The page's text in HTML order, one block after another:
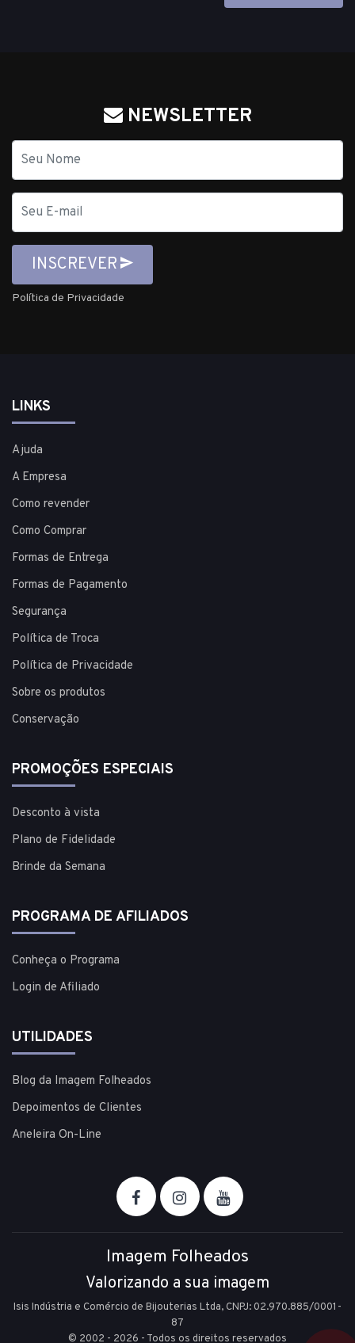
NEWSLETTER
mail
INSCREVER
Política de Privacidade
LINKS
Ajuda
A Empresa
Como revender
Como Comprar
Formas de Entrega
Formas de Pagamento
Segurança
Política de Troca
Política de Privacidade
Sobre os produtos
Conservação
PROMOÇÕES ESPECIAIS
Desconto à vista
Plano de Fidelidade
Brinde da Semana
PROGRAMA DE AFILIADOS
Conheça o Programa
Login de Afiliado
UTILIDADES
Blog da Imagem Folheados
Depoimentos de Clientes
Aneleira On-Line
Imagem Folheados
Valorizando a sua imagem
Isis Indústria e Comércio de Bijouterias Ltda, CNPJ: 02.970.885/0001-
87
© 2002 - 2026 - Todos os direitos reservados